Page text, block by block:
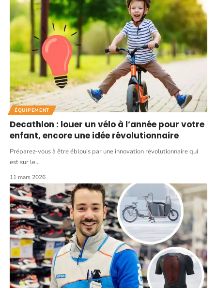
ÉQUIPEMENT
Decathlon : louer un vélo à l’année pour votre
enfant, encore une idée révolutionnaire
Préparez-vous à être éblouis par une innovation révolutionnaire qui
est sur le…
11 mars 2026